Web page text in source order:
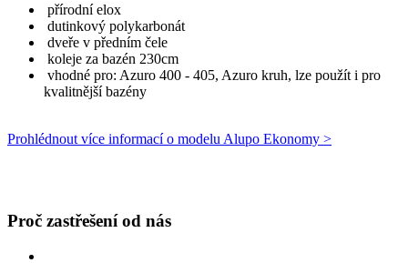
přírodní elox
dutinkový polykarbonát
dveře v předním čele
koleje za bazén 230cm
vhodné pro: Azuro 400 - 405, Azuro kruh, lze použít i pro
kvalitnější bazény
Prohlédnout více informací o modelu Alupo Ekonomy >
Proč zastřešení od nás